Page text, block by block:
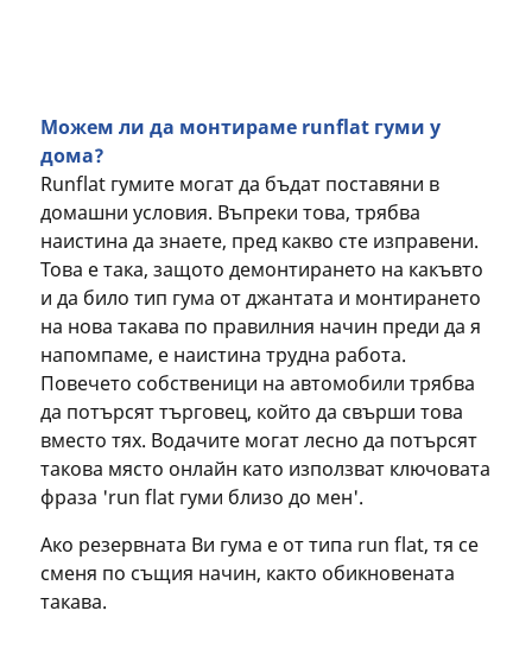
Можем ли да монтираме runflat гуми у
дома?
Runflat гумите могат да бъдат поставяни в
домашни условия. Въпреки това, трябва
наистина да знаете, пред какво сте изправени.
Това е така, защото демонтирането на какъвто
и да било тип гума от джантата и монтирането
на нова такава по правилния начин преди да я
напомпаме, е наистина трудна работа.
Повечето собственици на автомобили трябва
да потърсят търговец, който да свърши това
вместо тях. Водачите могат лесно да потърсят
такова място онлайн като използват ключовата
фраза 'run flat гуми близо до мен'.
Ако резервната Ви гума е от типа run flat, тя се
сменя по същия начин, както обикновената
такава.